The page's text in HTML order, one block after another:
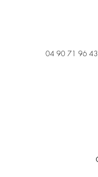
04 90 71 96 43